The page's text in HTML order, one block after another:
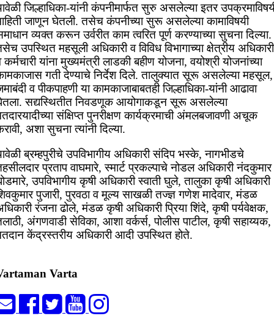
जिल्हाधिका-यांनी कंपनीमार्फत सुरु असलेल्या इतर
जाणून घेतली. तसेच कंपनीच्या सुरू असलेल्या कामाविषयी
व्यक्त करून उर्वरीत काम त्वरित पूर्ण करण्याच्या सुचना दिल्या.
उपस्थित महसूली अधिकारी व विविध विभागाच्या क्षेत्रीय अधिकारी
कर्मचारी यांना मुख्यमंत्री लाडकी बहीण योजना, वयोश्री योजनांच्या
गती देण्याचे निर्देश दिले. तालुक्यात सूरू असलेल्या महसूल,
व पीकपाहणी या कामकाजाबाबतही जिल्हाधिका-यांनी आढावा
सद्यस्थितीत निवडणूक आयोगाकडून सूरू असलेल्या
संक्षिप्त पुनरीक्षण कार्यक्रमाची अंमलबजावणी अचूक
अशा सुचना त्यांनी दिल्या.
ब्रम्हपुरीचे उपविभागीय अधिकारी संदिप भस्के, नागभीडचे
प्रताप वाघमारे, स्मार्ट प्रकल्पाचे नोडल अधिकारी नंदकुमार
उपविभागीय कृषी अधिकारी स्वाती घुले, तालुका कृषी अधिकारी
पुजारी, पुरवठा व मूल्य साखळी तज्ज्ञ गणेश मादेवार, मंडळ
रंजना ढोले, मंडळ कृषी अधिकारी प्रिया शिंदे, कृषी पर्यवेक्षक,
अंगणवाडी सेविका, आशा वर्कर्स, पोलीस पाटील, कृषी सहाय्यक,
केंद्रस्तरीय अधिकारी आदी उपस्थित होते.
Varta